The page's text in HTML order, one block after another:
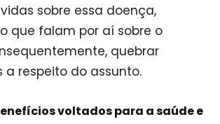
sobre essa doença,
que falam por aí sobre o
quebrar
a respeito do assunto.
voltados para a saúde e